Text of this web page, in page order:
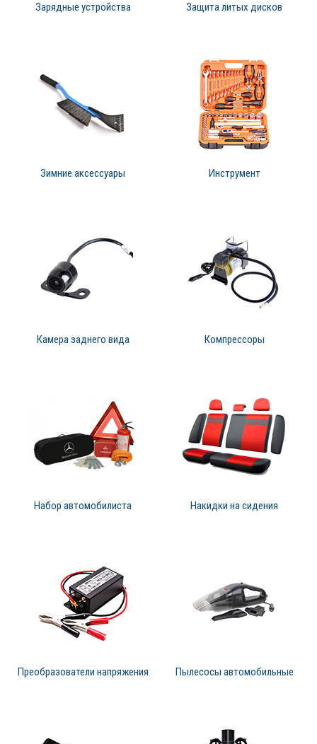
Зарядные устройства Защита литых дисков
Зимние аксессуары Инструмент
Камера заднего вида Компрессоры
Набор автомобилиста Накидки на сидения
Преобразователи напряжения Пылесосы автомобильные